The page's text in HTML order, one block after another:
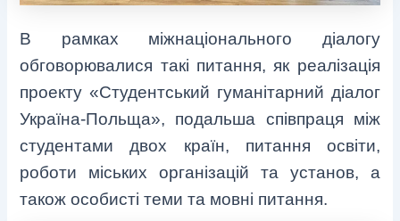
В рамках міжнаціонального діалогу
обговорювалися такі питання, як реалізація
проекту «Студентський гуманітарний діалог
Україна-Польща», подальша співпраця між
студентами двох країн, питання освіти,
роботи міських організацій та установ, а
також особисті теми та мовні питання.